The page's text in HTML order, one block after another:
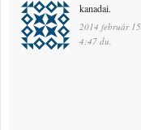
kanadai.
2014 február 15
4:47 du.